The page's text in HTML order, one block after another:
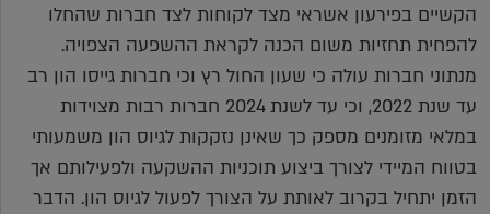
הקשיים בפירעון אשראי מצד לקוחות לצד חברות שהחלו
להפחית תחזיות משום הכנה לקראת ההשפעה הצפויה.
מנתוני חברות עולה כי שעון החול רץ וכי חברות גייסו הון רב
עד שנת 2022, וכי עד לשנת 2024 חברות רבות מצוידות
במלאי מזומנים מספק כך שאינן נזקקות לגיוס הון משמעותי
בטווח המיידי לצורך ביצוע תוכניות ההשקעה ולפעילותם אך
הזמן יתחיל בקרוב לאותת על הצורך לפעול לגיוס הון. הדבר